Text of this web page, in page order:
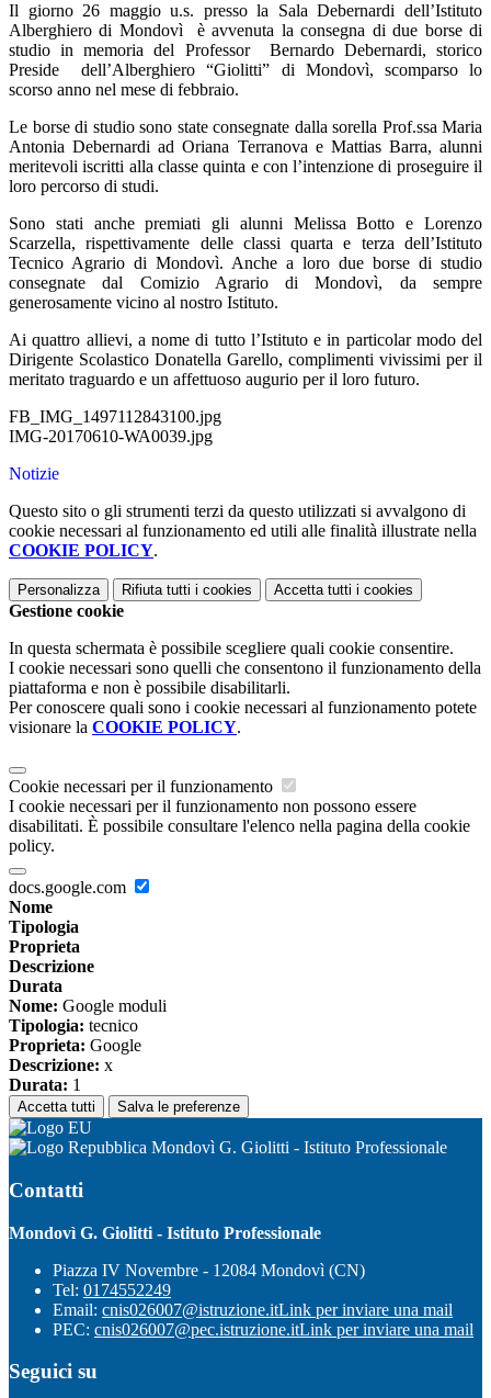
Il giorno 26 maggio u.s. presso la Sala Debernardi dell’Istituto
Alberghiero di Mondovì è avvenuta la consegna di due borse di
studio in memoria del Professor Bernardo Debernardi, storico
Preside dell’Alberghiero “Giolitti” di Mondovì, scomparso lo
scorso anno nel mese di febbraio.
Le borse di studio sono state consegnate dalla sorella Prof.ssa Maria
Antonia Debernardi ad Oriana Terranova e Mattias Barra, alunni
meritevoli iscritti alla classe quinta e con l’intenzione di proseguire il
loro percorso di studi.
Sono stati anche premiati gli alunni Melissa Botto e Lorenzo
Scarzella, rispettivamente delle classi quarta e terza dell’Istituto
Tecnico Agrario di Mondovì. Anche a loro due borse di studio
consegnate dal Comizio Agrario di Mondovì, da sempre
generosamente vicino al nostro Istituto.
Ai quattro allievi, a nome di tutto l’Istituto e in particolar modo del
Dirigente Scolastico Donatella Garello, complimenti vivissimi per il
meritato traguardo e un affettuoso augurio per il loro futuro.
FB_IMG_1497112843100.jpg
IMG-20170610-WA0039.jpg
Notizie
Questo sito o gli strumenti terzi da questo utilizzati si avvalgono di
cookie necessari al funzionamento ed utili alle finalità illustrate nella
COOKIE POLICY.
Personalizza Rifiuta tutti i cookies Accetta tutti i cookies
Gestione cookie
In questa schermata è possibile scegliere quali cookie consentire.
I cookie necessari sono quelli che consentono il funzionamento della
piattaforma e non è possibile disabilitarli.
Per conoscere quali sono i cookie necessari al funzionamento potete
visionare la COOKIE POLICY.
Cookie necessari per il funzionamento
I cookie necessari per il funzionamento non possono essere
disabilitati. È possibile consultare l'elenco nella pagina della cookie
policy.
docs.google.com
Nome
Tipologia
Proprieta
Descrizione
Durata
Nome: Google moduli
Tipologia: tecnico
Proprieta: Google
Descrizione: x
Durata: 1
Accetta tutti Salva le preferenze
Mondovì G. Giolitti - Istituto Professionale
Contatti
Mondovì G. Giolitti - Istituto Professionale
Piazza IV Novembre - 12084 Mondovì (CN)
Tel: 0174552249
Email: cnis026007@istruzione.itLink per inviare una mail
PEC: cnis026007@pec.istruzione.itLink per inviare una mail
Seguici su